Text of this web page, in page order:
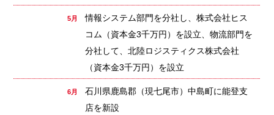
5月
情報システム部門を分社し、株式会社ヒス
コム（資本金3千万円）を設立、物流部門を
分社して、北陸ロジスティクス株式会社
（資本金3千万円）を設立
6月
石川県鹿島郡（現七尾市）中島町に能登支
店を新設